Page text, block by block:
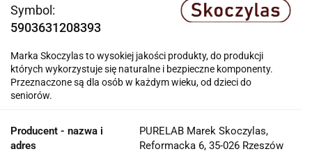
Symbol:
5903631208393
Marka Skoczylas to wysokiej jakości produkty, do produkcji
których wykorzystuje się naturalne i bezpieczne komponenty.
Przeznaczone są dla osób w każdym wieku, od dzieci do
seniorów.
Producent - nazwa i
adres
PURELAB Marek Skoczylas,
Reformacka 6, 35-026 Rzeszów